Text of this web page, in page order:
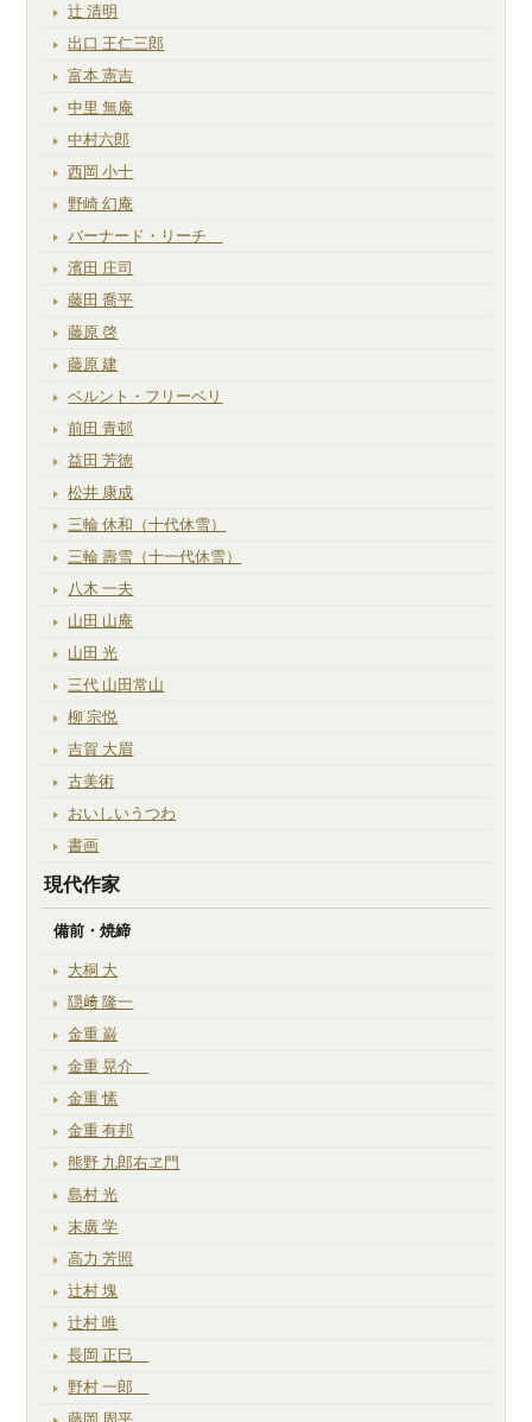
辻 清明
出口 王仁三郎
富本 憲吉
中里 無庵
中村六郎
西岡 小十
野崎 幻庵
バーナード・リーチ
濱田 庄司
藤田 喬平
藤原 啓
藤原 建
ベルント・フリーベリ
前田 青邨
益田 芳徳
松井 康成
三輪 休和（十代休雪）
三輪 壽雪（十一代休雪）
八木 一夫
山田 山庵
山田 光
三代 山田常山
柳 宗悦
吉賀 大眉
古美術
おいしいうつわ
書画
現代作家
備前・焼締
大桐 大
隠﨑 隆一
金重 巌
金重 晃介
金重 愫
金重 有邦
熊野 九郎右ヱ門
島村 光
末廣 学
高力 芳照
辻村 塊
辻村 唯
長岡 正巳
野村 一郎